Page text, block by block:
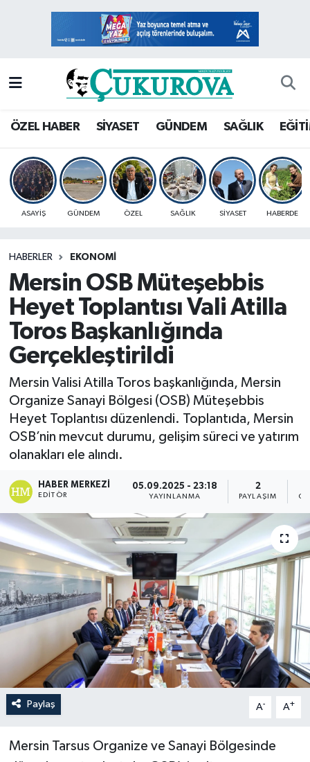
ÖZEL HABER SİYASET GÜNDEM SAĞLIK
ASAYİŞ GÜNDEM ÖZEL SAĞLIK SİYASET HABERDE
HABERLER EKONOMİ
Mersin OSB Müteşebbis
Heyet Toplantısı Vali Atilla
Toros Başkanlığında
Gerçekleştirildi
Mersin Valisi Atilla Toros başkanlığında, Mersin
Organize Sanayi Bölgesi (OSB) Müteşebbis
Heyet Toplantısı düzenlendi. Toplantıda, Mersin
OSB’nin mevcut durumu, gelişim süreci ve yatırım
olanakları ele alındı.
HABER MERKEZI
EDITÖR
05.09.2025 - 23:18
YAYINLANMA
2
PAYLAŞIM
Paylaş A- A+
Mersin Tarsus Organize ve Sanayi Bölgesinde
Mersin Hava Durumu
Mersin Namaz Vakitleri
Mersin Trafik Yoğunluk Haritası
Süper Lig Puan Durumu ve Fikstür
Haber Arşivi